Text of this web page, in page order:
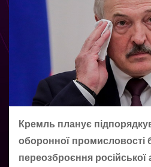
Кремль планує
оборонної промисловості
переозброєння російської